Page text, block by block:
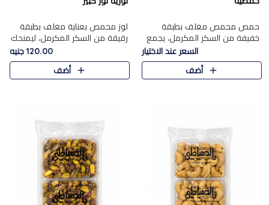
حمص محمص مغلف بطبقة
خفيفة من السكر المكرمل، يجمع
بين القرمشة المميزة والطعم
الشرقي الأصيل في واحدة من أشهر
حلويات الموسم.
السعر عند الاختيار
أضف
لوز محمص بعناية مغلف بطبقة
رقيقة من السكر المكرمل، ليمنحك
قرمشة راقية ونكهة غنية تبرز
فخامة اللوز في كل قطعة.
120.00 جنيه
أضف